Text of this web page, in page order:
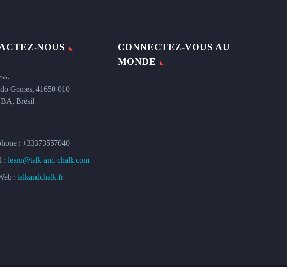
NOUS
Gomes, 41650-010
BA, Brésil
: +33373557040
: learn@talk-and-chalk.com
: talkandchalk.fr
CONNECTEZ-VOUS AU
MONDE